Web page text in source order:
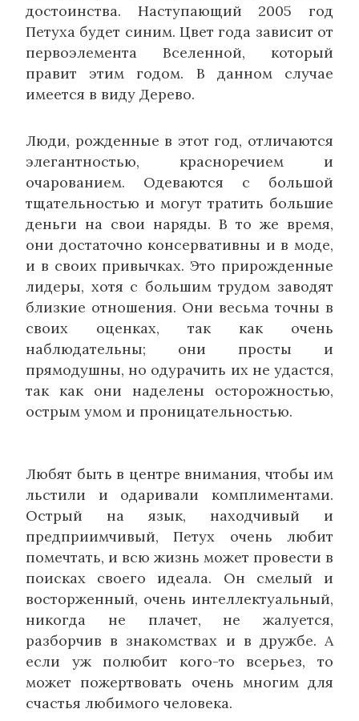
достоинства. Наступающий 2005 год
Петуха будет синим. Цвет года зависит от
первоэлемента Вселенной, который
правит этим годом. В данном случае
имеется в виду Дерево.
Люди, рожденные в этот год, отличаются
элегантностью, красноречием и
очарованием. Одеваются с большой
тщательностью и могут тратить большие
деньги на свои наряды. В то же время,
они достаточно консервативны и в моде,
и в своих привычках. Это прирожденные
лидеры, хотя с большим трудом заводят
близкие отношения. Они весьма точны в
своих оценках, так как очень
наблюдательны; они просты и
прямодушны, но одурачить их не удастся,
так как они наделены осторожностью,
острым умом и проницательностью.
Любят быть в центре внимания, чтобы им
льстили и одаривали комплиментами.
Острый на язык, находчивый и
предприимчивый, Петух очень любит
помечтать, и всю жизнь может провести в
поисках своего идеала. Он смелый и
восторженный, очень интеллектуальный,
никогда не плачет, не жалуется,
разборчив в знакомствах и в дружбе. А
если уж полюбит кого-то всерьез, то
может пожертвовать очень многим для
счастья любимого человека.